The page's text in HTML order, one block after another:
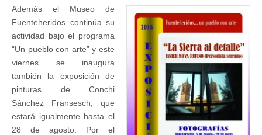
Además el Museo de
Fuenteheridos continúa su
actividad bajo el programa
“Un pueblo con arte” y este
viernes se inaugura
también la exposición de
pinturas de Conchi
Sánchez Fransesch, que
estará igualmente hasta el
28 de agosto. Por el